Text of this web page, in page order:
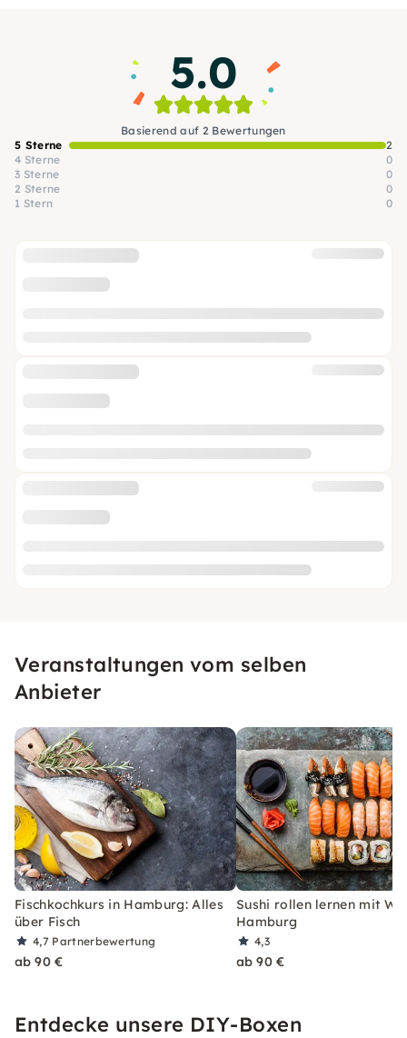
5.0
Basierend auf 2 Bewertungen
5 Sterne
2
4 Sterne
0
3 Sterne
0
2 Sterne
0
1 Stern
0
Veranstaltungen vom selben
Anbieter
Fischkochkurs in Hamburg: Alles
über Fisch
4,7 Partnerbewertung
ab 90 €
Sushi rollen lernen mit
Hamburg
4,3
ab 90 €
Entdecke unsere DIY-Boxen